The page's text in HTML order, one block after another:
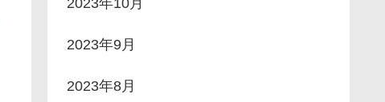
2023年9月
2023年8月